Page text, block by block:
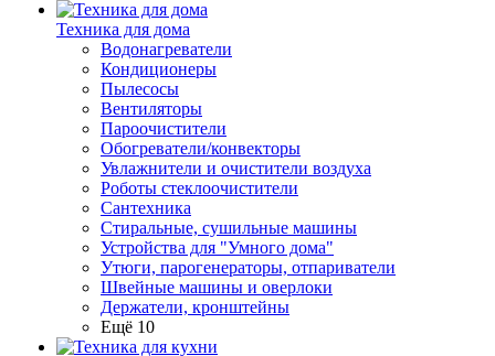
Техника для дома
Водонагреватели
Кондиционеры
Пылесосы
Вентиляторы
Пароочистители
Обогреватели/конвекторы
Увлажнители и очистители воздуха
Роботы стеклоочистители
Сантехника
Стиральные, сушильные машины
Устройства для "Умного дома"
Утюги, парогенераторы, отпариватели
Швейные машины и оверлоки
Держатели, кронштейны
Ещё 10